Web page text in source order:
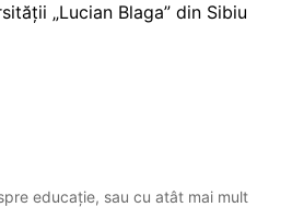
„Lucian Blaga” din Sibiu
educație, sau cu atât mai mult